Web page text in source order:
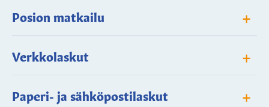
Posion matkailu +
Verkkolaskut +
Paperi- ja sähköpostilaskut +